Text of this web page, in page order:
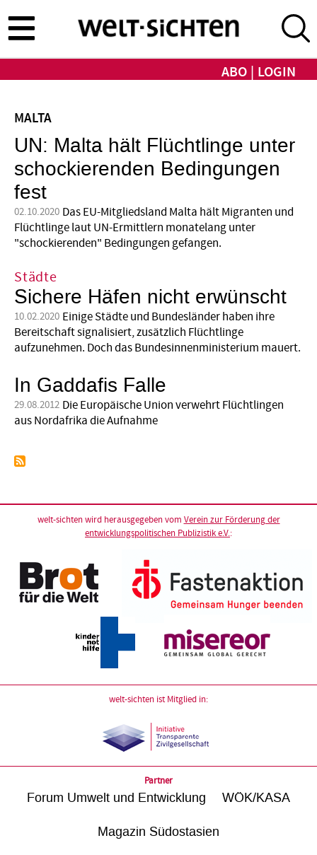
zum
Inhalt
ABO LOGIN
MALTA
UN: Malta hält Flüchtlinge unter
schockierenden Bedingungen
fest
02.10.2020 Das EU-Mitgliedsland Malta hält Migranten und
Flüchtlinge laut UN-Ermittlern monatelang unter
"schockierenden" Bedingungen gefangen.
Städte
Sichere Häfen nicht erwünscht
10.02.2020 Einige Städte und Bundesländer haben ihre
Bereitschaft signalisiert, zusätzlich Flüchtlinge
aufzunehmen. Doch das Bundesinnenministerium mauert.
In Gaddafis Falle
29.08.2012 Die Europäische Union verwehrt Flüchtlingen
aus Nordafrika die Aufnahme
welt-sichten wird herausgegeben vom Verein zur Förderung der
entwicklungspolitischen Publizistik e.V.:
welt-sichten ist Mitglied in:
Partner
Forum Umwelt und Entwicklung WÖK/KASA
Magazin Südostasien